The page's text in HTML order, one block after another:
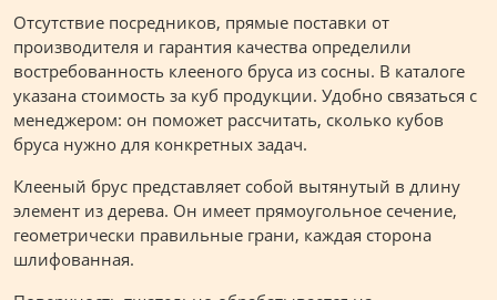
Отсутствие посредников, прямые поставки от
производителя и гарантия качества определили
востребованность клееного бруса из сосны. В каталоге
указана стоимость за куб продукции. Удобно связаться с
менеджером: он поможет рассчитать, сколько кубов
бруса нужно для конкретных задач.
Клееный брус представляет собой вытянутый в длину
элемент из дерева. Он имеет прямоугольное сечение,
геометрически правильные грани, каждая сторона
шлифованная.